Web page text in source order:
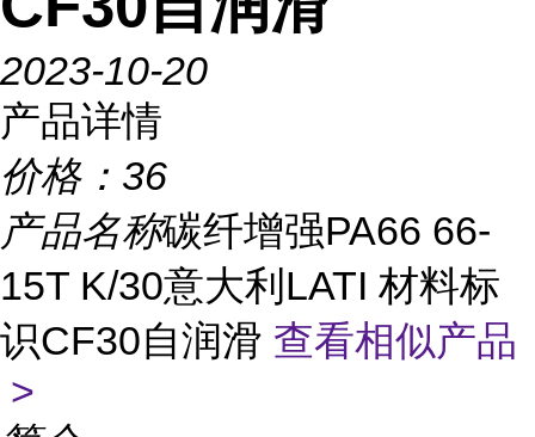
2023-10-20
产品详情
价格： 36
产品名称碳纤增强PA66 66-
15T K/30意大利LATI 材料标
识CF30自润滑 查看相似产品
>